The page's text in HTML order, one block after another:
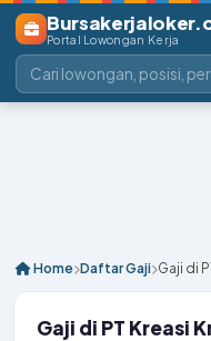
Portal Lowongan Kerja
Home Daftar Gaji Gaji di
Gaji di PT Kreasi